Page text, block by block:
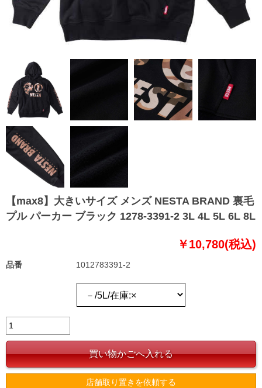
【max8】大きいサイズ メンズ NESTA BRAND 裏毛
プル パーカー ブラック 1278-3391-2 3L 4L 5L 6L 8L
￥10,780(税込)
品番 1012783391-2
店舗取り置きを依頼する